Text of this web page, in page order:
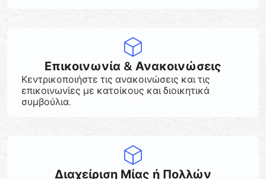
Επικοινωνία & Ανακοινώσεις
Κεντρικοποιήστε τις ανακοινώσεις και τις
επικοινωνίες με κατοίκους και διοικητικά
συμβούλια.
Διαχείριση Μίας ή Πολλών